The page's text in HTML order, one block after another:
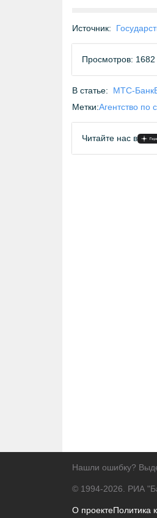
Источник:
Просмотров: 1682
В статье: МТС-Банк
Метки:Агентство по
Читайте нас в
Нашли ошибку?
© 1994-2026. РИА
О проектеПолитика